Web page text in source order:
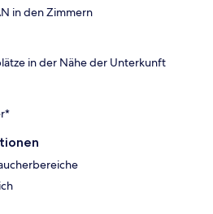
in den Zimmern
in der Nähe der Unterkunft